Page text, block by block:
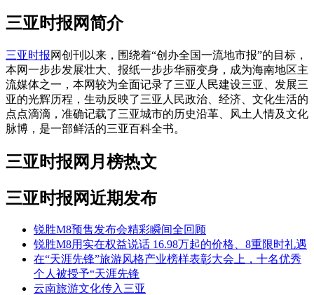
三亚时报网简介
三亚时报网创刊以来，围绕着“创办全国一流地市报”的目标，
本网一步步发展壮大、报纸一步步华丽变身，成为海南地区主
流媒体之一，本网较为全面记录了三亚人民建设三亚、发展三
亚的光辉历程，生动反映了三亚人民政治、经济、文化生活的
点点滴滴，准确记载了三亚城市的历史沿革、风土人情及文化
脉博，是一部鲜活的三亚百科全书。
三亚时报网月榜热文
三亚时报网近期发布
锐胜M8预售发布会精彩瞬间全回顾
锐胜M8用实在权益说话 16.98万起的价格、8重限时礼遇
在“天涯先锋”旅游风格产业榜样表彰大会上，十名优秀
个人被授予“天涯先锋
云南旅游文化传入三亚